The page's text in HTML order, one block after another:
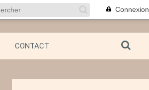
Connexion
CONTACT